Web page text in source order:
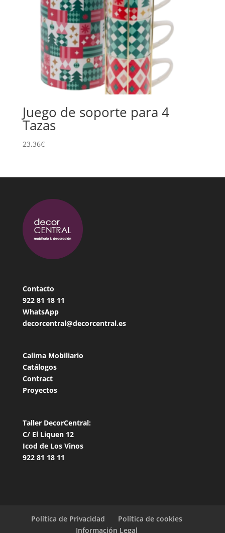
Juego de soporte para 4
Tazas
23,36€
Contacto
922 81 18 11
WhatsApp
decorcentral@decorcentral.es
Calima Mobiliario
Catálogos
Contract
Proyectos
Taller DecorCentral:
C/ El Liquen 12
Icod de Los Vinos
922 81 18 11
Política de Privacidad
Política de cookies
Información Legal